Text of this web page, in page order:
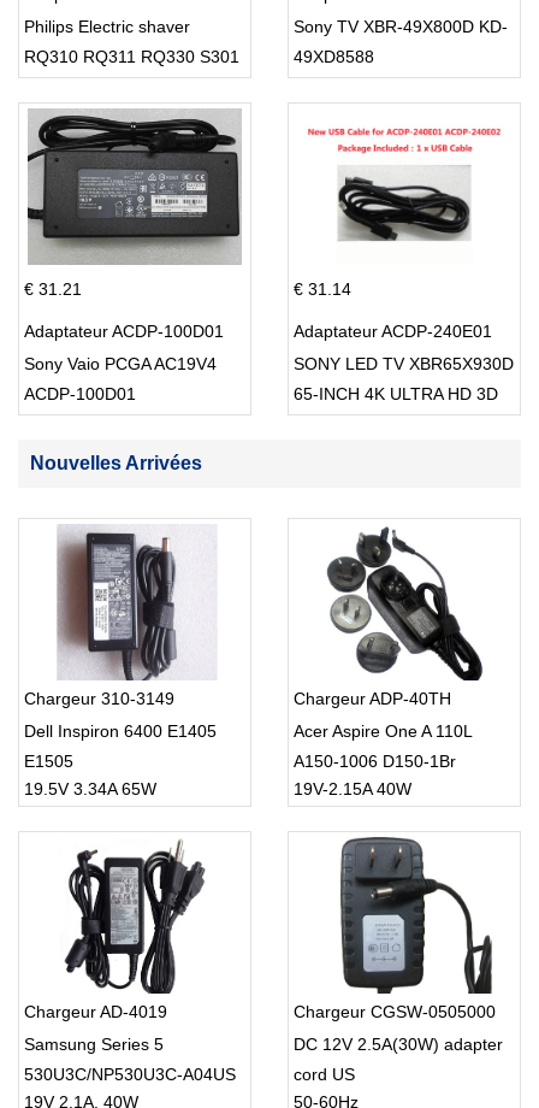
Philips Electric shaver
RQ310 RQ311 RQ330 S301
Sony TV XBR-49X800D KD-
49XD8588
€ 31.21
Adaptateur ACDP-100D01
Sony Vaio PCGA AC19V4
ACDP-100D01
€ 31.14
Adaptateur ACDP-240E01
SONY LED TV XBR65X930D
65-INCH 4K ULTRA HD 3D
Nouvelles Arrivées
Chargeur 310-3149
Dell Inspiron 6400 E1405
E1505
19.5V 3.34A 65W
Chargeur ADP-40TH
Acer Aspire One A 110L
A150-1006 D150-1Br
19V-2.15A 40W
Chargeur AD-4019
Samsung Series 5
530U3C/NP530U3C-A04US
19V 2.1A, 40W
Chargeur CGSW-0505000
DC 12V 2.5A(30W) adapter
cord US
50-60Hz